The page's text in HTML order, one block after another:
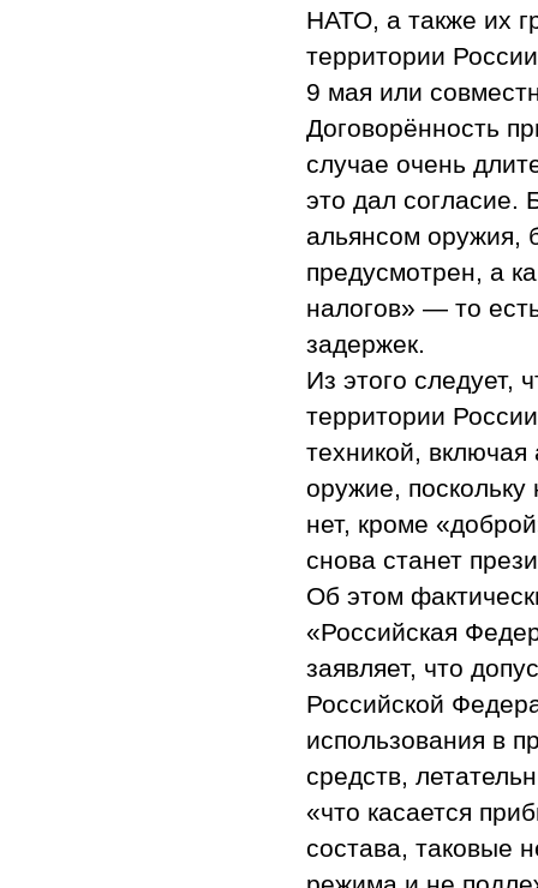
НАТО, а также их
территории
9 мая или
Договорённость
случае очень
это дал согласие.
альянсом оружия,
предусмотрен, а
налогов» — то
задержек.
Из этого следует,
территории
техникой,
оружие, поскольку
нет, кроме
снова станет
Об этом
«Российская
заявляет, что
Российской
использования в
средств,
«что касается
состава, таковые